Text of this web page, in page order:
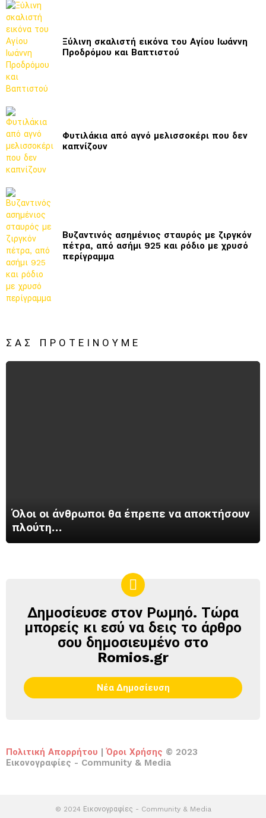
Ξύλινη σκαλιστή εικόνα του Αγίου Ιωάννη
Προδρόμου και Βαπτιστού
Φυτιλάκια από αγνό μελισσοκέρι που δεν
καπνίζουν
Βυζαντινός ασημένιος σταυρός με ζιργκόν
πέτρα, από ασήμι 925 και ρόδιο με χρυσό
περίγραμμα
ΣΑΣ ΠΡΟΤΕΊΝΟΥΜΕ
Όλοι οι άνθρωποι θα έπρεπε να αποκτήσουν
πλούτη…
ΔΗΜΟΣΊΕΥΣΕ
ΣΤΟΝ
ΡΩΜΗΌ
Δημοσίευσε στον Ρωμηό. Τώρα
μπορείς κι εσύ να δεις το άρθρο
σου δημοσιευμένο στο
Romios.gr
Νέα Δημοσίευση
Πολιτική Απορρήτου Όροι Χρήσης © 2023
Εικονογραφίες - Community & Media
© 2024 Εικονογραφίες - Community & Media